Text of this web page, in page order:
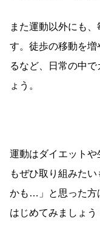
また運動以外にも
す。徒歩の移動を
るなど、日常の中
ょう。
運動はダイエット
もぜひ取り組みた
かも…」と思った方
はじめてみましょう